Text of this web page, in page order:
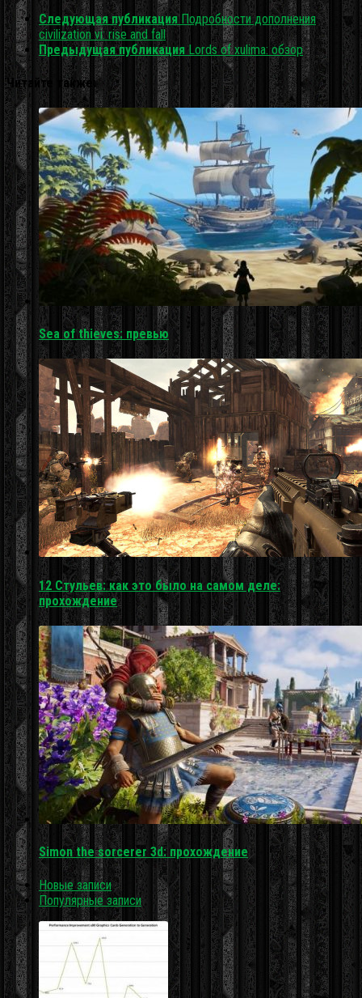
Следующая публикация Подробности дополнения
civilization vi: rise and fall
Предыдущая публикация Lords of xulima: обзор
Читайте также:
Sea of thieves: превью
12 Стульев: как это было на самом деле:
прохождение
Simon the sorcerer 3d: прохождение
Новые записи
Популярные записи